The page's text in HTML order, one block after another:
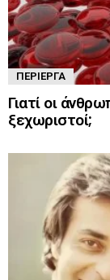
ΠΕΡΊΕΡΓΑ
Γιατί οι
ξεχωριστοί;